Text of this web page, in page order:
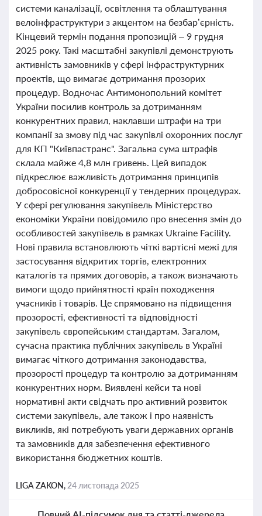
системи каналізації, освітлення та облаштування
велоінфраструктури з акцентом на безбар’єрність.
Кінцевий термін подання пропозицій – 9 грудня
2025 року. Такі масштабні закупівлі демонструють
активність замовників у сфері інфраструктурних
проектів, що вимагає дотримання прозорих
процедур. Водночас Антимонопольний комітет
України посилив контроль за дотриманням
конкурентних правил, наклавши штрафи на три
компанії за змову під час закупівлі охоронних послуг
для КП "Київпастранс". Загальна сума штрафів
склала майже 4,8 млн гривень. Цей випадок
підкреслює важливість дотримання принципів
добросовісної конкуренції у тендерних процедурах.
У сфері регулювання закупівель Міністерство
економіки України повідомило про внесення змін до
особливостей закупівель в рамках Ukraine Facility.
Нові правила встановлюють чіткі вартісні межі для
застосування відкритих торгів, електронних
каталогів та прямих договорів, а також визначають
вимоги щодо прийнятності країн походження
учасників і товарів. Це спрямовано на підвищення
прозорості, ефективності та відповідності
закупівель європейським стандартам. Загалом,
сучасна практика публічних закупівель в Україні
вимагає чіткого дотримання законодавства,
прозорості процедур та контролю за дотриманням
конкурентних норм. Виявлені кейси та нові
нормативні акти свідчать про активний розвиток
системи закупівель, але також і про наявність
викликів, які потребують уваги державних органів
та замовників для забезпечення ефективного
використання бюджетних коштів.
LIGA ZAKON, 24 листопада 2025